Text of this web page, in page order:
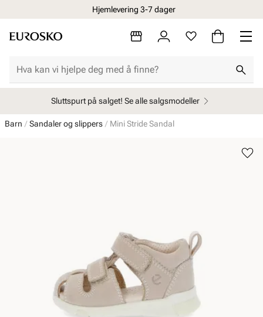
Hjemlevering 3-7 dager
Sluttspurt på salget! Se alle salgsmodeller
Barn Sandaler og slippers Mini Stride Sandal